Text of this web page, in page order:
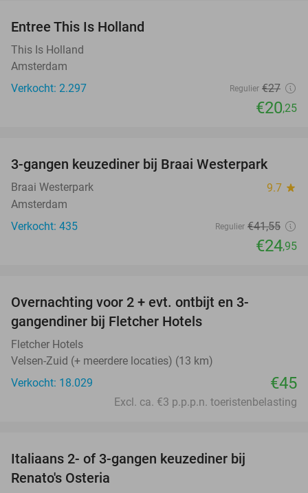
Entree This Is Holland
This Is Holland
Amsterdam
Verkocht: 2.297
Regulier €27
€20,25
40%
3-gangen keuzediner bij Braai Westerpark
Braai Westerpark 9.7 star
Amsterdam
Verkocht: 435
Regulier €41,55
€24,95
Overnachting voor 2 + evt. ontbijt en 3-
gangendiner bij Fletcher Hotels
Fletcher Hotels
Velsen-Zuid (+ meerdere locaties) (13 km)
Verkocht: 18.029
€45
Excl. ca. €3 p.p.p.n. toeristenbelasting
Italiaans 2- of 3-gangen keuzediner bij
Renato's Osteria